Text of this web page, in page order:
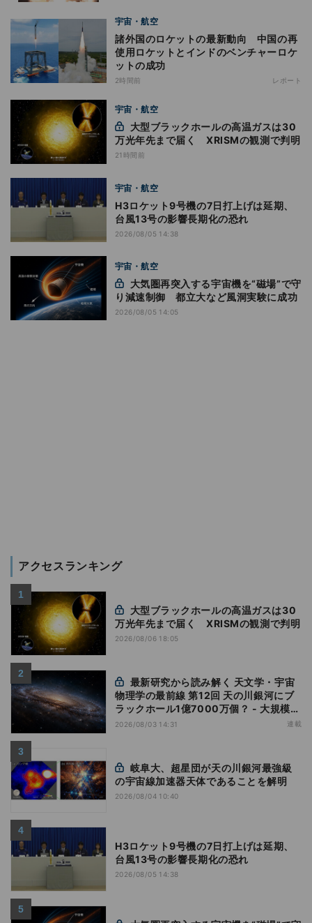
宇宙・航空
諸外国のロケットの最新動向 中国の再
使用ロケットとインドのベンチャーロケ
ットの成功
2時間前 レポート
宇宙・航空
万光年先まで届く XRISMの観測で判明
21時間前
宇宙・航空
H3ロケット9号機の7日打上げは延期、
台風13号の影響長期化の恐れ
2026/08/05 14:38
宇宙・航空
り減速制御 都立大など風洞実験に成功
2026/08/05 14:05
アクセスランキング
万光年先まで届く XRISMの観測で判明
2026/08/06 18:05
物理学の最前線 第12回 天の川銀河にブ
ラックホール1億7000万個？ - 大規模計
算が描くその分布
2026/08/03 14:31 連載
の宇宙線加速器天体であることを解明
2026/08/04 10:40
H3ロケット9号機の7日打上げは延期、
台風13号の影響長期化の恐れ
2026/08/05 14:38